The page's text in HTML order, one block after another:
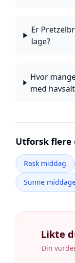
Er
lage?
Hvor
med
Utforsk flere
Rask middag
Sunne
Likte
Din